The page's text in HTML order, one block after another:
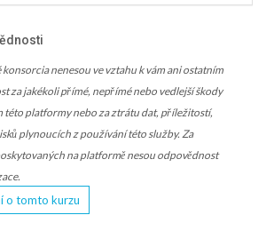
konsorcia nenesou ve vztahu k vám ani ostatním
za jakékoli přímé, nepřímé nebo vedlejší škody
této platformy nebo za ztrátu dat, příležitostí,
plynoucích z používání této služby. Za
na platformě nesou odpovědnost
o tomto kurzu